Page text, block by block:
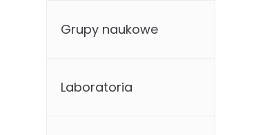
Grupy naukowe
Laboratoria